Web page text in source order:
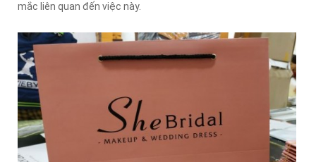
mắc liên quan đến việc này.